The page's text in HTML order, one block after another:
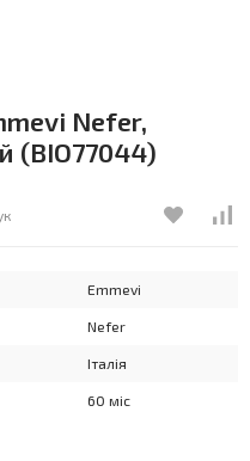
Nefer,
(BIO77044)
Emmevi
Nefer
Італія
60 міс